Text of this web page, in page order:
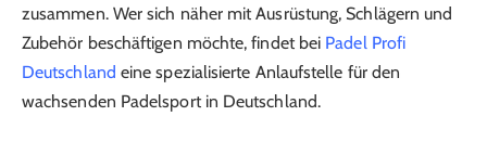
zusammen. Wer sich näher mit Ausrüstung, Schlägern und
Zubehör beschäftigen möchte, findet bei Padel Profi
Deutschland eine spezialisierte Anlaufstelle für den
wachsenden Padelsport in Deutschland.